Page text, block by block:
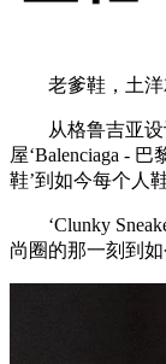
老爹鞋，土洋
从格鲁吉亚设计
屋‘Balenciaga -
鞋’到如今每个人
‘Clunky
尚圈的那一刻到如